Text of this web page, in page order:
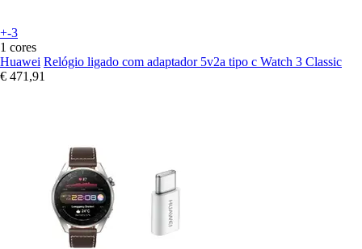
+-3
1 cores
Huawei Relógio ligado com adaptador 5v2a tipo c Watch 3 Classic
€ 471,91